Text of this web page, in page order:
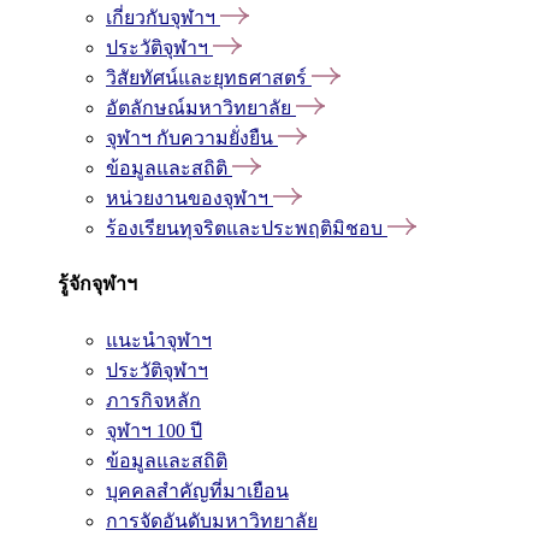
เกี่ยวกับจุฬาฯ
ประวัติจุฬาฯ
วิสัยทัศน์และยุทธศาสตร์
อัตลักษณ์มหาวิทยาลัย
จุฬาฯ กับความยั่งยืน
ข้อมูลและสถิติ
หน่วยงานของจุฬาฯ
ร้องเรียนทุจริตและประพฤติมิชอบ
รู้จักจุฬาฯ
แนะนำจุฬาฯ
ประวัติจุฬาฯ
ภารกิจหลัก
จุฬาฯ 100 ปี
ข้อมูลและสถิติ
บุคคลสำคัญที่มาเยือน
การจัดอันดับมหาวิทยาลัย